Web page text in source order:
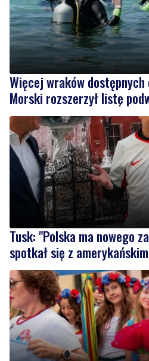
Więcej wraków
Morski rozszerzył listę
Tusk: "Polska ma nowego
spotkał się z